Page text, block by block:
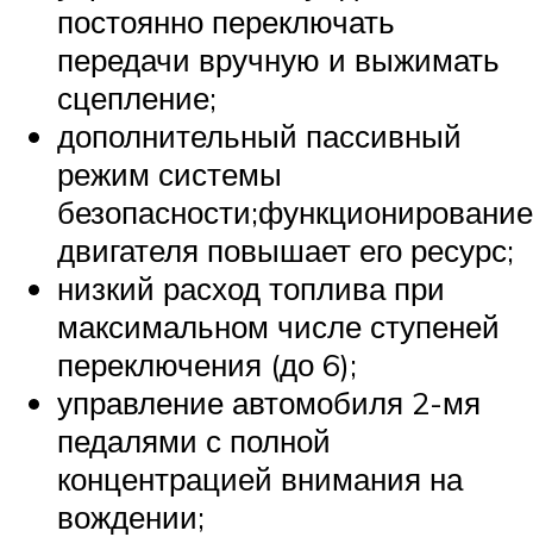
постоянно переключать
передачи вручную и выжимать
сцепление;
дополнительный пассивный
режим системы
безопасности;функционирование
двигателя повышает его ресурс;
низкий расход топлива при
максимальном числе ступеней
переключения (до 6);
управление автомобиля 2-мя
педалями с полной
концентрацией внимания на
вождении;